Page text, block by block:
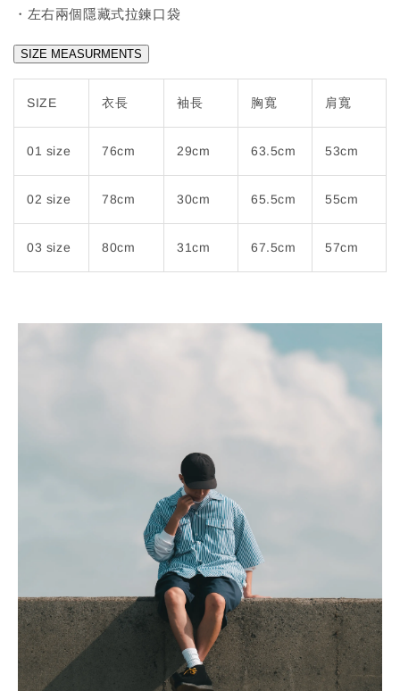
・左右兩個隱藏式拉鍊口袋
SIZE MEASURMENTS
SIZE 衣長 袖長 胸寬 肩寬
01 size 76cm 29cm 63.5cm 53cm
02 size 78cm 30cm 65.5cm 55cm
03 size 80cm 31cm 67.5cm 57cm